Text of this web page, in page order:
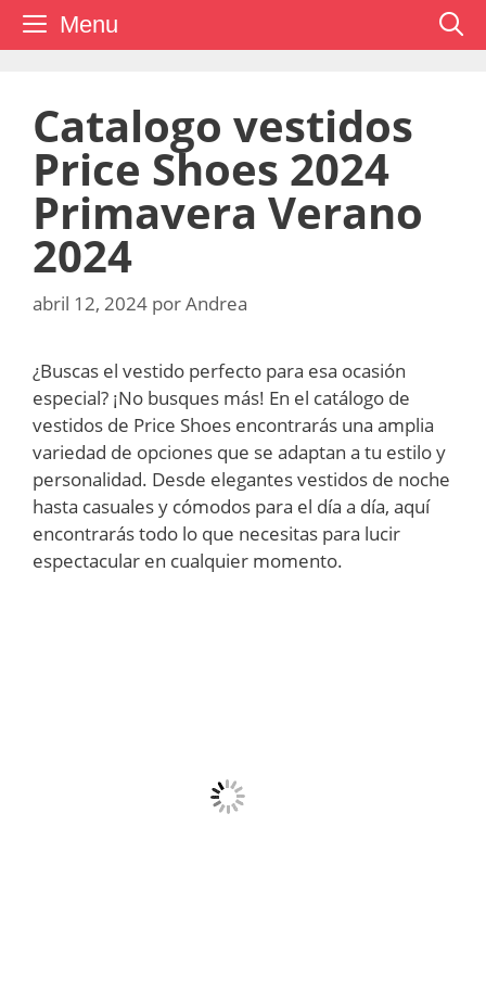
Saltar Menu
Catalogo vestidos
Price Shoes 2024
Primavera Verano
2024
abril 12, 2024 porAndrea
¿Buscas el vestido perfecto para esa ocasión
especial? ¡No busques más! En el catálogo de
vestidos de Price Shoes encontrarás una amplia
variedad de opciones que se adaptan a tu estilo y
personalidad. Desde elegantes vestidos de noche
hasta casuales y cómodos para el día a día, aquí
encontrarás todo lo que necesitas para lucir
espectacular en cualquier momento.